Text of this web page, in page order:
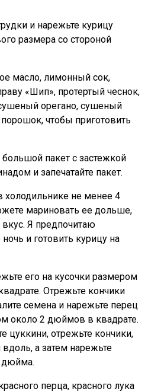
и нарежьте курицу
размера со стороной
масло, лимонный сок,
«Шип», протертый чеснок,
орегано, сушеный
чтобы приготовить
пакет с застежкой
и запечатайте пакет.
холодильнике не менее 4
мариновать ее дольше,
вкус. Я предпочитаю
и готовить курицу на
его на кусочки размером
Отрежьте кончики
семена и нарежьте перец
около 2 дюймов в квадрате.
цуккини, отрежьте кончики,
а затем нарежьте
дюйма.
перца, красного лука